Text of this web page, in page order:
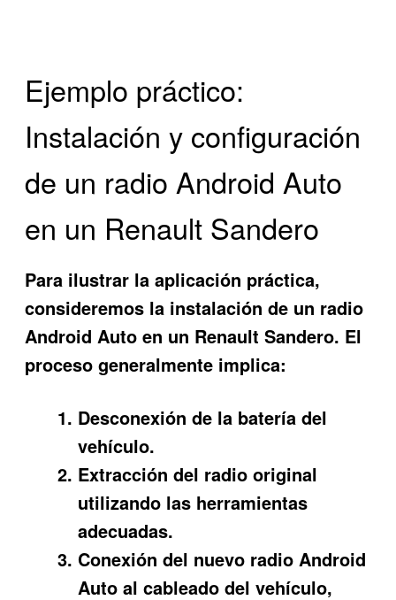
Ejemplo práctico:
Instalación y configuración
de un radio Android Auto
en un Renault Sandero
Para ilustrar la aplicación práctica,
consideremos la instalación de un radio
Android Auto en un Renault Sandero. El
proceso generalmente implica:
Desconexión de la batería del
vehículo.
Extracción del radio original
utilizando las herramientas
adecuadas.
Conexión del nuevo radio Android
Auto al cableado del vehículo,